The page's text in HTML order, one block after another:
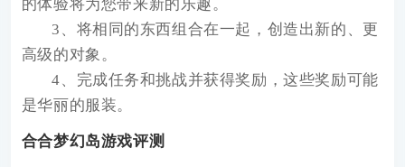
的体验将为您带来新的乐趣。
3、将相同的东西组合在一起，创造出新的、更
高级的对象。
4、完成任务和挑战并获得奖励，这些奖励可能
是华丽的服装。
合合梦幻岛游戏评测